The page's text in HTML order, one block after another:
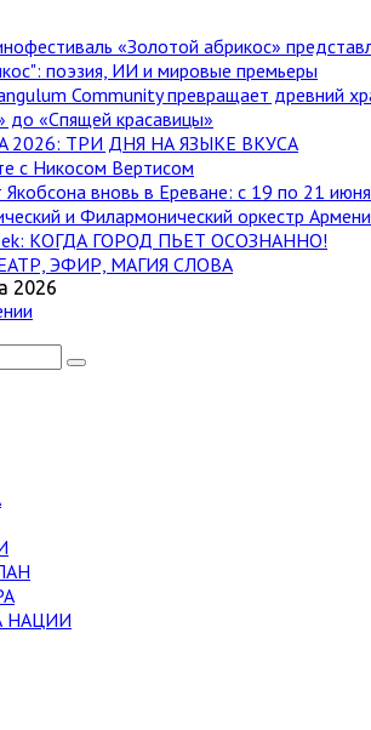
«Золотой абрикос»
поэзия, ИИ и мировые премьеры
Community превращает древний
до «Спящей красавицы»
2026: ТРИ ДНЯ НА ЯЗЫКЕ ВКУСА
с Никосом Вертисом
вновь в Ереване: с 19 по 21
и Филармонический оркестр
КОГДА ГОРОД ПЬЕТ ОСОЗНАННО!
ЭФИР, МАГИЯ СЛОВА
2026
НАЦИИ